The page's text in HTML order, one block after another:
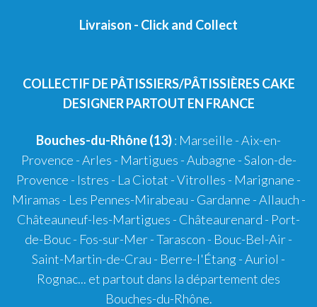
Livraison - Click and Collect
COLLECTIF DE PÂTISSIERS/PÂTISSIÈRES CAKE
DESIGNER PARTOUT EN FRANCE
Bouches-du-Rhône (13): Marseille -Aix-en-
Provence -Arles - Martigues -Aubagne -Salon-de-
Provence - Istres - La Ciotat -Vitrolles - Marignane -
Miramas - Les Pennes-Mirabeau - Gardanne -Allauch -
Châteauneuf-les-Martigues - Châteaurenard - Port-
de-Bouc- Fos-sur-Mer-Tarascon - Bouc-Bel-Air-
Saint-Martin-de-Crau - Berre-l'Étang -Auriol -
Rognac... et partout dans la département des
Bouches-du-Rhône.